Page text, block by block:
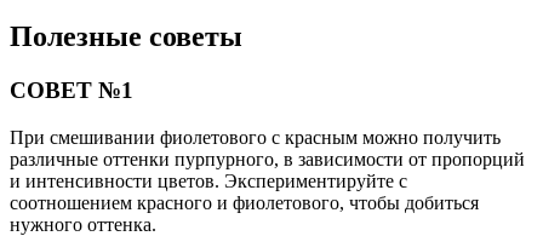
Полезные советы
СОВЕТ №1
При смешивании фиолетового с красным можно получить
различные оттенки пурпурного, в зависимости от пропорций
и интенсивности цветов. Экспериментируйте с
соотношением красного и фиолетового, чтобы добиться
нужного оттенка.